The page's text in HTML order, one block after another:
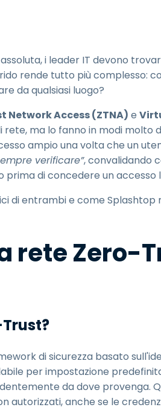
Accesso
Wacom
Accesso
laboratorio
Sicurezza
Esplora
i leader IT devono
rende tutto più complesso:
da qualsiasi luogo?
Network Access (ZTNA) e
ma lo fanno in modi molto
ampio una volta che un
verificare”, convalidando
di concedere un accesso
di entrambi e come
rete Zero-
di sicurezza basato
per impostazione
da dove provenga.
autorizzati, anche se le